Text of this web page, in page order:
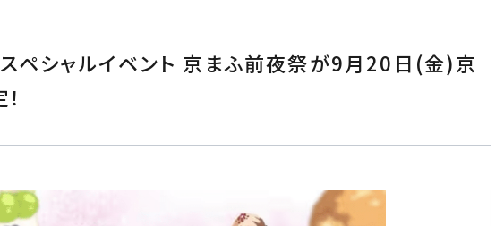
スペシャルイベント 京まふ前夜祭が9月20日(金)京